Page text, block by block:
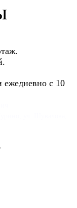
ежедневно с 10